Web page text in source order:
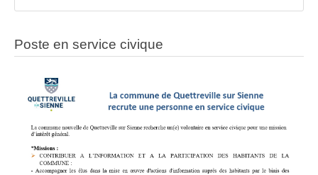
Poste en service civique